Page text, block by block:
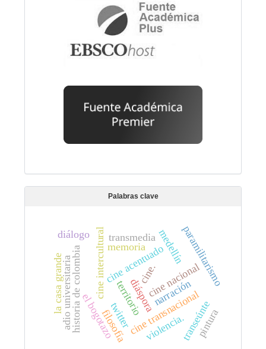
Palabras clave
cine nacional
cine transnacional
diáspora
cine interculturalcine acentuadomedellín
narración
territorio
memoria
cine.
el bogotazo
historia de colombia violencia.
paramilitarismo
twitter
adio universitaria
diálogo transmedia
transeúnte
la casa grande
pintura
filosofía